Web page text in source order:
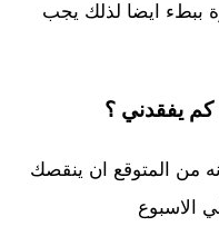
ببطء ايضا لذلك يجب
اقل من 100 كيلو فانه من المتوقع ان ينقصك
الاسبوع